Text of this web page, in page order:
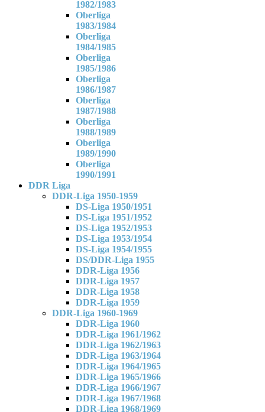
1982/1983
Oberliga
1983/1984
Oberliga
1984/1985
Oberliga
1985/1986
Oberliga
1986/1987
Oberliga
1987/1988
Oberliga
1988/1989
Oberliga
1989/1990
Oberliga
1990/1991
DDR Liga
DDR-Liga 1950-1959
DS-Liga 1950/1951
DS-Liga 1951/1952
DS-Liga 1952/1953
DS-Liga 1953/1954
DS-Liga 1954/1955
DS/DDR-Liga 1955
DDR-Liga 1956
DDR-Liga 1957
DDR-Liga 1958
DDR-Liga 1959
DDR-Liga 1960-1969
DDR-Liga 1960
DDR-Liga 1961/1962
DDR-Liga 1962/1963
DDR-Liga 1963/1964
DDR-Liga 1964/1965
DDR-Liga 1965/1966
DDR-Liga 1966/1967
DDR-Liga 1967/1968
DDR-Liga 1968/1969